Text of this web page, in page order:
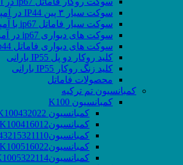
سوکت سیار ۳ پین IP44 در آمپرهای مختلف
سوکت سیار فاماتل ip67 با آمپرهای مختلف
سوکت های دیواری ip67 در آمپرهای مختلف
سوکت های دیواری فاماتل ip44 در آمپرهای مختلف
کلید روکار دو پل IP55 بارانی
کلید زنگ روکار IP55 بارانی
محصولات فاماتل
کمبانسیون تم ترکیه
کمبانسیون K100
کمبانسیون K100432022
کمبانسیونK100416012
کمبانسیونK10043215321110
کمبانسیونK100516022
کمبانسیونK1005322114